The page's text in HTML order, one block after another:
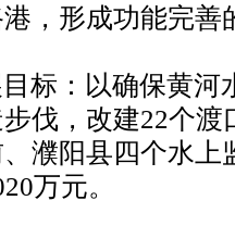
，形成功能完善
：以确保黄河
伐，改建22个
濮阳县四个水上
万元。